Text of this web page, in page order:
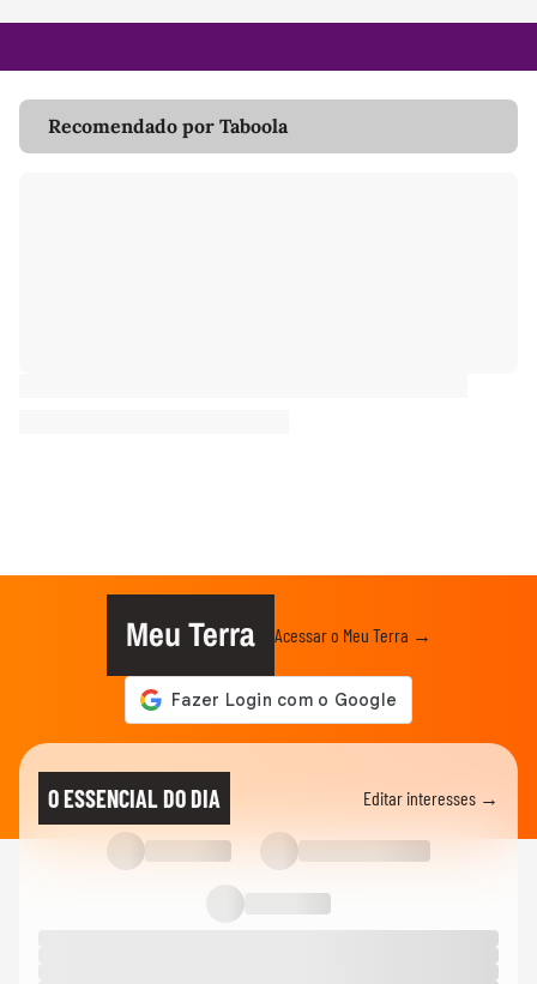
Recomendado por Taboola
Meu Terra Acessar o Meu Terra →
O ESSENCIAL DO DIA Editar interesses →